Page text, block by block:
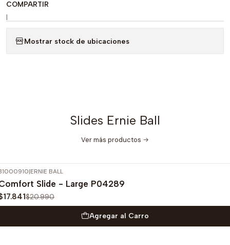
COMPARTIR
|
Mostrar stock de ubicaciones
Slides Ernie Ball
Ver más productos
OFF
|ERNIE BALL
Slide - Large P04289
$20.990
Agregar al Carro